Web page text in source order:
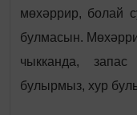
мөхәррир, болай
булмасын.
чыкканда, запас
булырмыз, хур